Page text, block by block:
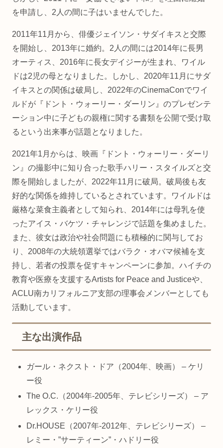
を申請し、2人の間に子はいませんでした。
2011年11月から、俳優ジェイソン・サダイキスと交際
を開始し、2013年に婚約。2人の間には2014年に長男
オーティス、2016年に長女デイジーが生まれ、ワイル
ドは2児の母となりました。しかし、2020年11月にサダ
イキスとの関係は破局し、2022年のCinemaConでワイ
ルドが『ドント・ウォーリー・ダーリン』のプレゼンテ
ーション中に子どもの親権に関する書類を公開で受け取
るという出来事が話題となりました。
2021年1月からは、映画『ドント・ウォーリー・ダーリ
ン』の撮影中に知り合った歌手ハリー・スタイルズと交
際を開始しましたが、2022年11月に破局。破局後も友
好的な関係を維持しているとされています。ワイルドは
厳格な菜食主義者として知られ、2014年には母乳を使
ったアイス・バケツ・チャレンジで話題を集めました。
また、彼女は政治や社会問題にも積極的に関与してお
り、2008年の大統領選挙ではバラク・オバマ候補を支
持し、若者の投票を促すキャンペーンに参加。ハイチの
教育や医療を支援するArtists for Peace and Justiceや、
ACLU南カリフォルニア支部の理事会メンバーとしても
活動しています。
主な出演作品
ガール・ネクスト・ドア（2004年、映画） – ケリ
ー役
The O.C.（2004年-2005年、テレビシリーズ） – ア
レックス・ケリー役
Dr.HOUSE（2007年-2012年、テレビシリーズ） –
レミー・”サーティーン”・ハドリー役